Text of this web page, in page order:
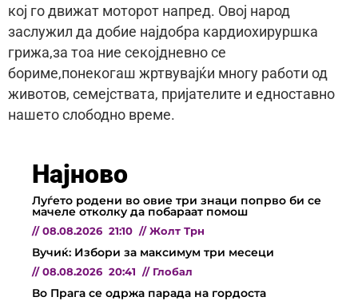
кој го движат моторот напред. Овој народ
заслужил да добие најдобра кардиохируршка
грижа,за тоа ние секојдневно се
бориме,понекогаш жртвувајќи многу работи од
животов, семејствата, пријателите и едноставно
нашето слободно време.
Најново
Луѓето родени во овие три знаци попрво би се
мачеле отколку да побараат помош
// 08.08.2026 21:10 // Жолт Трн
Вучиќ: Избори за максимум три месеци
// 08.08.2026 20:41 // Глобал
Во Прага се одржа парада на гордоста